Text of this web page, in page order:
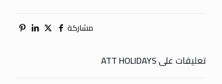
مشاركة
تعليقات على ATT HOLIDAYS